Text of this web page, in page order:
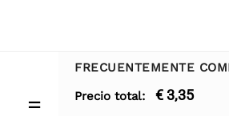
=
FRECUENTEMENTE
Precio total:
€ 3,35